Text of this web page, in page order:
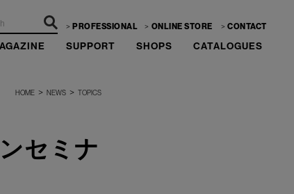
PROFESSIONAL ONLINE STORE CONTACT
SUPPORT SHOPS CATALOGUES
HOME > NEWS > TOPICS
セミナ